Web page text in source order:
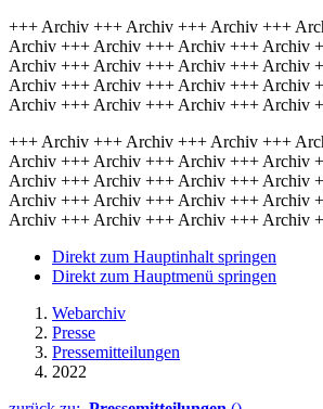
+++ Archiv +++ Archiv +++ Archiv +++
Archiv +++ Archiv +++ Archiv +++ Archiv
Archiv +++ Archiv +++ Archiv +++ Archiv
Archiv +++ Archiv +++ Archiv +++ Archiv
Archiv +++ Archiv +++ Archiv +++ Archiv
+++ Archiv +++ Archiv +++ Archiv +++
Archiv +++ Archiv +++ Archiv +++ Archiv
Archiv +++ Archiv +++ Archiv +++ Archiv
Archiv +++ Archiv +++ Archiv +++ Archiv
Archiv +++ Archiv +++ Archiv +++ Archiv
Direkt zum Hauptinhalt springen
Direkt zum Hauptmenü springen
Webarchiv
Presse
Pressemitteilungen
2022